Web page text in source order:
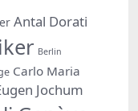
Antal Dorati
Berlin
Carlo Maria
Jochum